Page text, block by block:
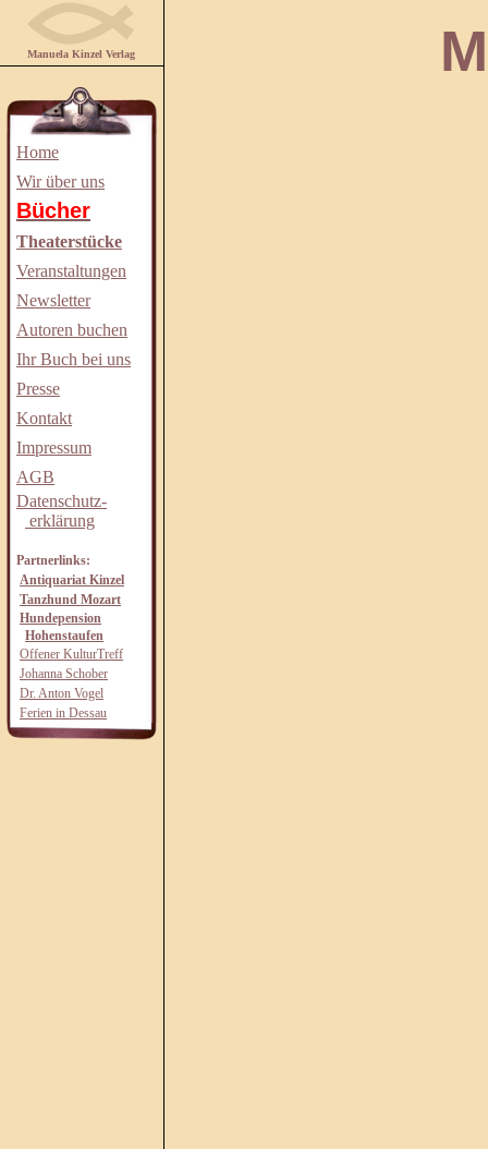
Manuela Kinzel Verlag
Home
Wir über uns
Bücher
Theaterstücke
Veranstaltungen
Newsletter
Autoren buchen
Ihr Buch bei uns
Presse
Kontakt
Impressum
AGB
Datenschutz-
erklärung
Partnerlinks:
Antiquariat Kinzel
Tanzhund Mozart
Hundepension
Hohenstaufen
Offener KulturTreff
Johanna Schober
Dr. Anton Vogel
Ferien in Dessau